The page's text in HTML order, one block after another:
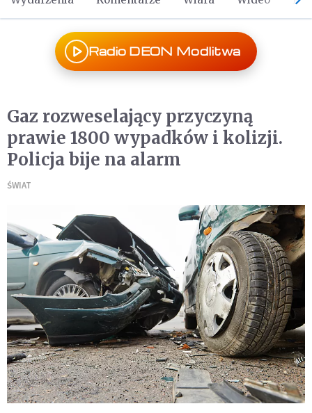
Radio DEON Modlitwa
Gaz rozweselający przyczyną
prawie 1800 wypadków i kolizji.
Policja bije na alarm
ŚWIAT